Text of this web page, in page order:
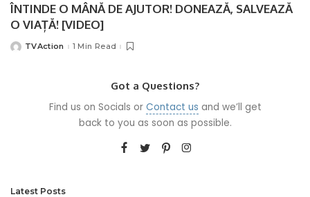
ÎNTINDE O MÂNĂ DE AJUTOR! DONEAZĂ, SALVEAZĂ
O VIAȚĂ! [VIDEO]
PostedTVAction 1 Min Read
Got a Questions?
Find us on Socials or Contact us and we’ll get
back to you as soon as possible.
Latest Posts